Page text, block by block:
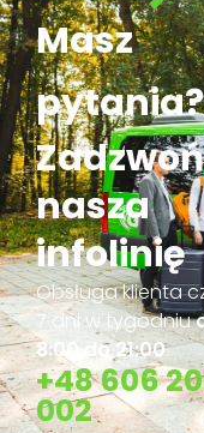
Masz
pytania?
nasza
infolinię
Obsługa klienta
7 dni w tygodniu
8:00 do 21:00
+48 606
002